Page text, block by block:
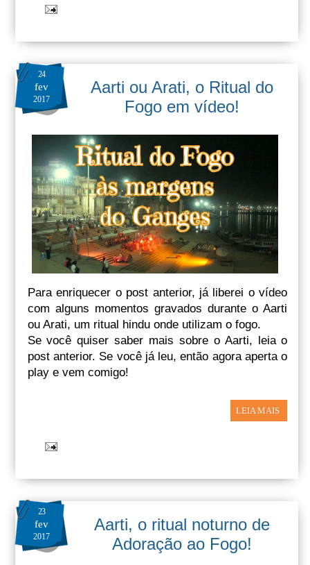
24
fev
2017
Aarti ou Arati, o Ritual do
Fogo em vídeo!
Para enriquecer o post anterior, já liberei o vídeo
com alguns momentos gravados durante o Aarti
ou Arati, um ritual hindu onde utilizam o fogo.
Se você quiser saber mais sobre o Aarti, leia o
post anterior. Se você já leu, então agora aperta o
play e vem comigo!
LEIA MAIS
23
fev
2017
Aarti, o ritual noturno de
Adoração ao Fogo!